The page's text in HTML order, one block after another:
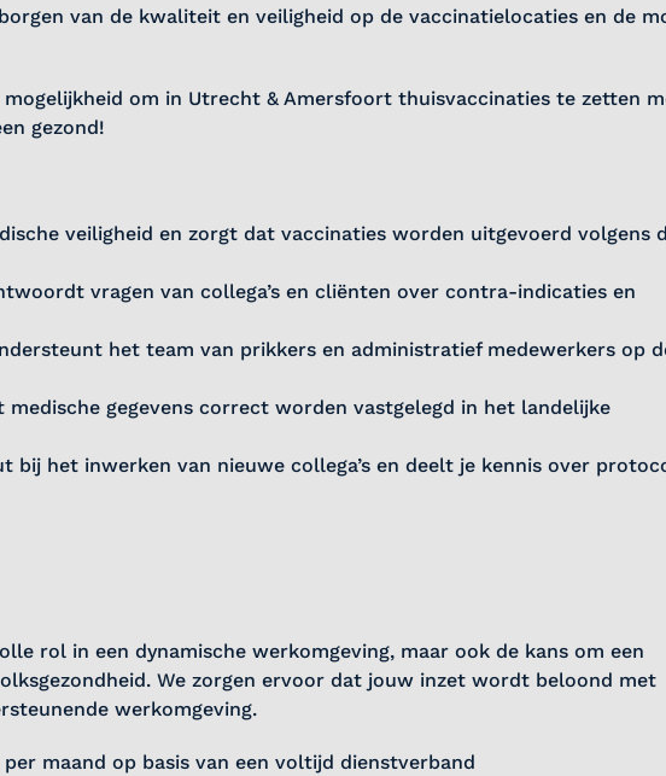
van de kwaliteit en veiligheid op de vaccinatielocaties en de
om in Utrecht & Amersfoort thuisvaccinaties te zetten
gezond!
veiligheid en zorgt dat vaccinaties worden uitgevoerd volgens
vragen van collega’s en cliënten over contra-indicaties en
het team van prikkers en administratief medewerkers op
gegevens correct worden vastgelegd in het landelijke
bij het inwerken van nieuwe collega’s en deelt je kennis over
rol in een dynamische werkomgeving, maar ook de kans om een
We zorgen ervoor dat jouw inzet wordt beloond met
werkomgeving.
maand op basis van een voltijd dienstverband